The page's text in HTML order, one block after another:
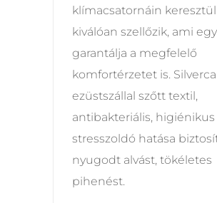
klímacsatornáin keresztül
kiválóan szellőzik, ami
garantálja a megfelelő
komfortérzetet is.
ezüstszállal szőtt textil,
antibakteriális, higiénikus
stresszoldó hatása
nyugodt alvást, tökéletes
pihenést.